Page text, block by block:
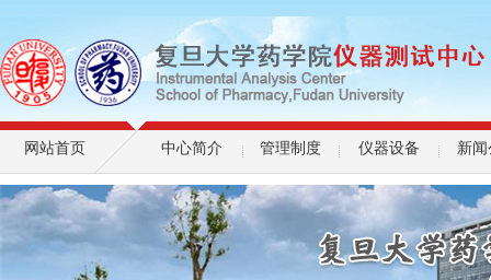
网站首页 中心简介 管理制度 仪器设备 新